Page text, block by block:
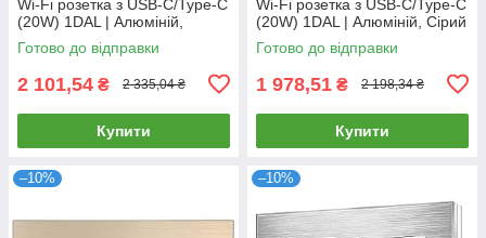
Wi-Fi розетка з USB-C/Type-C
(20W) 1DAL | Алюміній,
Золото (A157-GSW3G.WF-
STUTC.WF.GD)
Готово до відправки
2 101,54 ₴ 2 335,04 ₴
Купити
Wi-Fi розетка з USB-C/Type-C
(20W) 1DAL | Алюміній, Сірий
(A157-GSW1G.WF-
STUTC.WF.GR)
Готово до відправки
1 978,51 ₴ 2 198,34 ₴
Купити
–10% –10%